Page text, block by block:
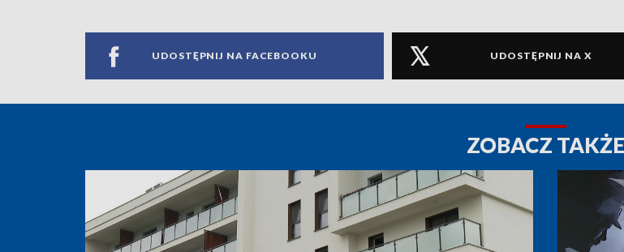
UDOSTĘPNIJ NA FACEBOOKU UDOSTĘPNIJ NA X
ZOBACZ TAKŻE